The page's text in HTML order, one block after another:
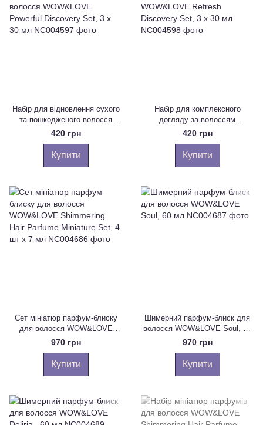
Набір для відновлення сухого
та пошкодженого волосся
WOW&LOVE Powerful
Discovery Set, 3 х 30 мл
420 грн
Купити
Набір для комплексного
догляду за волоссям
WOW&LOVE Refresh Discovery
Set, 3 х 30 мл
420 грн
Купити
Сет мініатюр парфум-блиску
для волосся WOW&LOVE
Shimmering Hair Parfume
Miniature Set, 4 шт х 7 мл
970 грн
Купити
Шимерний парфум-блиск для
волосся WOW&LOVE Soul, 60
мл
970 грн
Купити